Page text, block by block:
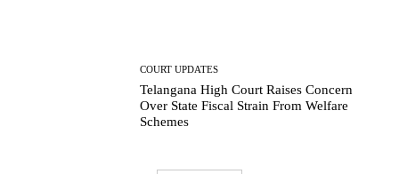
COURT UPDATES
Telangana High Court Raises Concern
Over State Fiscal Strain From Welfare
Schemes